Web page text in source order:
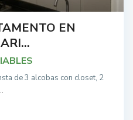
EN
de 3 alcobas con closet, 2